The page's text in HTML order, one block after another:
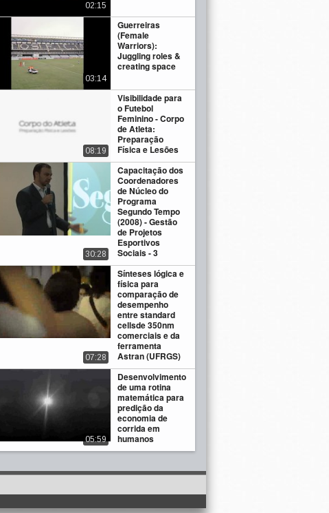
02:15
Guerreiras
(Female
Warriors):
Juggling roles &
creating space
03:14
Visibilidade para
o Futebol
Feminino - Corpo
de Atleta:
Preparação
Física e Lesões
08:19
Capacitação dos
Coordenadores
de Núcleo do
Programa
Segundo Tempo
(2008) - Gestão
de Projetos
Esportivos
Sociais - 3
30:28
Sínteses lógica e
física para
comparação de
desempenho
entre standard
cellsde 350nm
comerciais e da
ferramenta
Astran (UFRGS)
07:28
Desenvolvimento
de uma rotina
matemática para
predição da
economia de
corrida em
humanos
05:59